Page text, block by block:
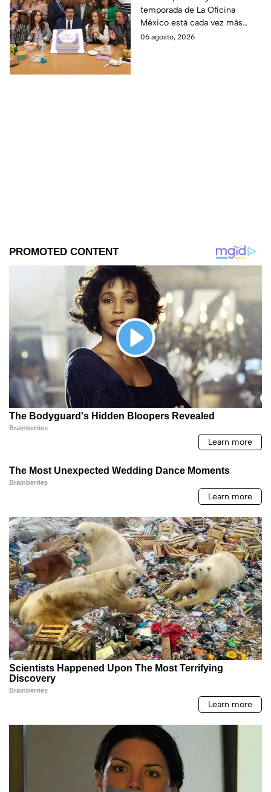
detalle desata teorías
entre los fans
temporada de La Oficina
México está cada vez más
cerca, pues el elenco ya se
06 agosto, 2026